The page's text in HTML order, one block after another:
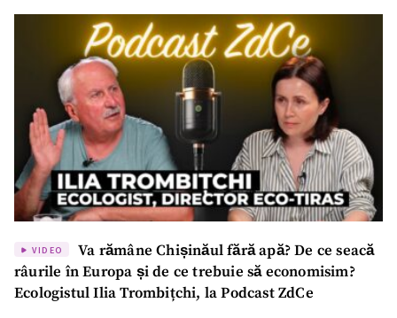
VIDEO
Va rămâne Chișinăul fără apă? De ce seacă
râurile în Europa și de ce trebuie să economisim?
Ecologistul Ilia Trombițchi, la Podcast ZdCe
Mesajul știrei
+ Mesajul știrei
CONTACT SURSĂ
Sursă anonimă
Nume+ Numele meu
Email + Emailul meu